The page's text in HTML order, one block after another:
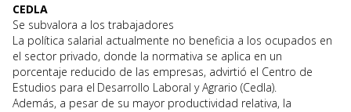
CEDLA
Se subvalora a los trabajadores
La política salarial actualmente no beneficia a los ocupados en
el sector privado, donde la normativa se aplica en un
porcentaje reducido de las empresas, advirtió el Centro de
Estudios para el Desarrollo Laboral y Agrario (Cedla).
Además, a pesar de su mayor productividad relativa, la